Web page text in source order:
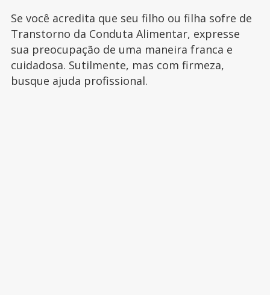
Se você acredita que seu filho ou filha sofre de
Transtorno da Conduta Alimentar, expresse
sua preocupação de uma maneira franca e
cuidadosa. Sutilmente, mas com firmeza,
busque ajuda profissional.